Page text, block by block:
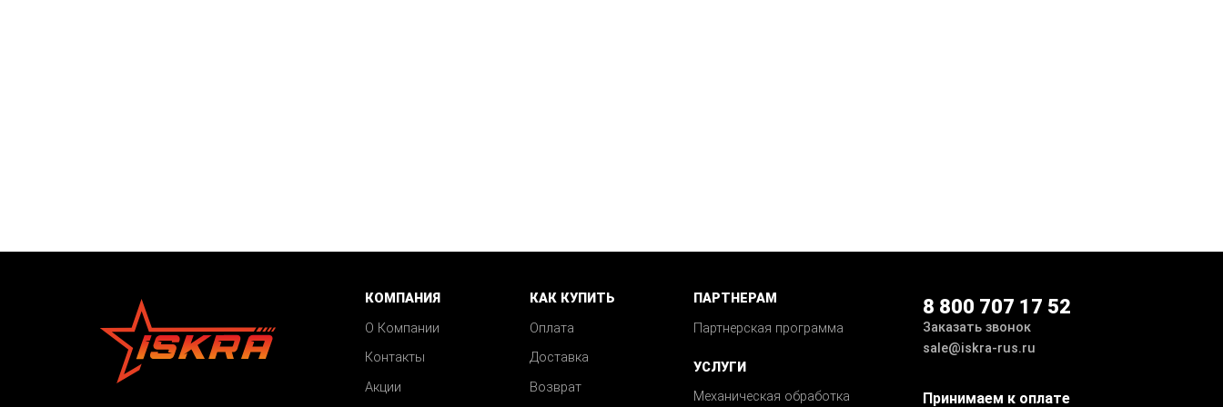
КОМПАНИЯ
О Компании
Контакты
Акции
КАК КУПИТЬ
Оплата
Доставка
Возврат
ПАРТНЕРАМ
Партнерская программа
УСЛУГИ
Механическая обработка
8 800 707 17 52
Заказать звонок
sale@iskra-rus.ru
Принимаем к оплате